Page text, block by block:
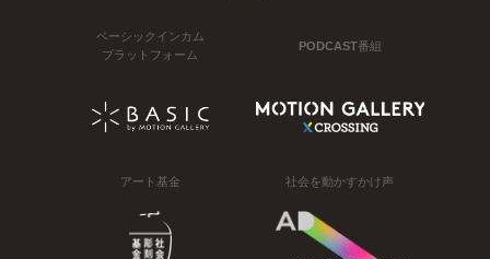
ベーシックインカム
プラットフォーム
PODCAST番組
アート基金 社会を動かすかけ声